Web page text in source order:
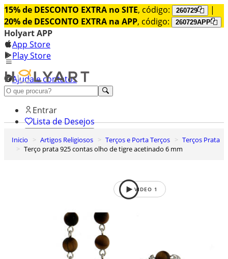
15% de DESCONTO EXTRA no SITE, código: 260729
|
20% de DESCONTO EXTRA na APP, código: 260729APP
Holyart APP
App Store
Play Store
Ajuda e contatos
Conheça premium
Entrar
Lista de Desejos
0
Carrinho de Compras
Inicio Artigos Religiosos Terços e Porta Terços
Terços Prata
Terço prata 925 contas olho de tigre acetinado 6 mm
VIDEO 1